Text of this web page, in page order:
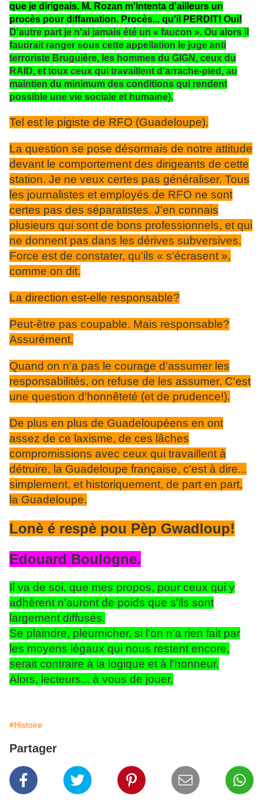
que je dirigeais. M. Rozan m'intenta d'ailleurs un
procès pour diffamation. Procès... qu'il PERDIT! Oui!
D'autre part je n'ai jamais été un « faucon ». Ou alors il
faudrait ranger sous cette appellation le juge anti
terroriste Bruguière, les hommes du GIGN, ceux du
RAID, et toux ceux qui travaillent d'arrache-pied, au
maintien du minimum des conditions qui rendent
possible une vie sociale et humaine).
Tel est le pigiste de RFO (Guadeloupe).
La question se pose désormais de notre attitude
devant le comportement des dirigeants de cette
station. Je ne veux certes pas généraliser. Tous
les journalistes et employés de RFO ne sont
certes pas des séparatistes. J'en connais
plusieurs qui sont de bons professionnels, et qui
ne donnent pas dans les dérives subversives.
Force est de constater, qu'ils « s'écrasent »,
comme on dit.
La direction est-elle responsable?
Peut-être pas coupable. Mais responsable?
Assurément.
Quand on n'a pas le courage d'assumer les
responsabilités, on refuse de les assumer. C'est
une question d'honnêteté (et de prudence!).
De plus en plus de Guadeloupéens en ont
assez de ce laxisme, de ces lâches
compromissions avec ceux qui travaillent à
détruire, la Guadeloupe française, c'est à dire...
simplement, et historiquement, de part en part,
la Guadeloupe.
Lonè é respè pou Pèp Gwadloup!
Edouard Boulogne.
Il va de soi, que mes propos, pour ceux qui y
adhèrent n'auront de poids que s'ils sont
largement diffusés.
Se plaindre, pleurnicher, si l'on n'a rien fait par
les moyens légaux qui nous restent encore,
serait contraire à la logique et à l'honneur.
Alors, lecteurs... à vous de jouer.
#Histoire
Partager